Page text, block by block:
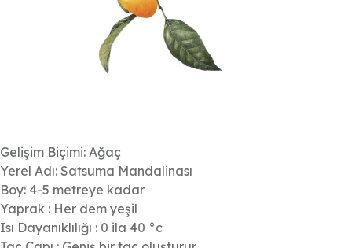
Gelişim Biçimi: Ağaç
Yerel Adı: Satsuma Mandalinası
Boy: 4-5 metreye kadar
Yaprak : Her dem yeşil
Isı Dayanıklılığı : 0 ila 40 °c